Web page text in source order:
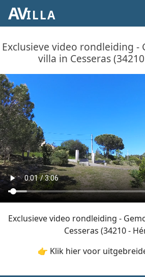
AVILLA
Exclusieve video rondleiding -
villa in Cesseras
Exclusieve video rondleiding -
Cesseras (34210 -
👉 Klik hier voor